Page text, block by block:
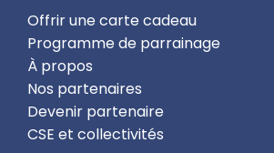
Offrir une carte cadeau
Programme de parrainage
À propos
Nos partenaires
Devenir partenaire
CSE et collectivités